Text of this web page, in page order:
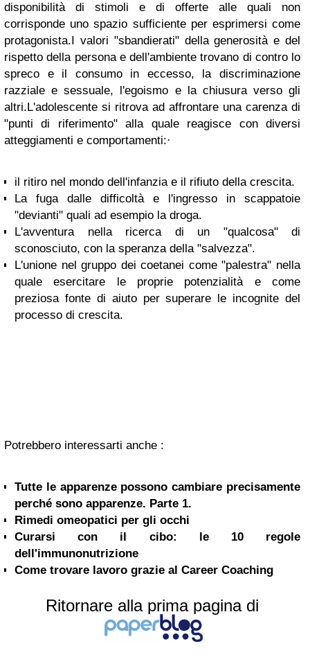
disponibilità di stimoli e di offerte alle quali non
corrisponde uno spazio sufficiente per esprimersi come
protagonista.I valori "sbandierati" della generosità e del
rispetto della persona e dell'ambiente trovano di contro lo
spreco e il consumo in eccesso, la discriminazione
razziale e sessuale, l'egoismo e la chiusura verso gli
altri.L'adolescente si ritrova ad affrontare una carenza di
"punti di riferimento" alla quale reagisce con diversi
atteggiamenti e comportamenti:·
il ritiro nel mondo dell'infanzia e il rifiuto della crescita.
La fuga dalle difficoltà e l'ingresso in scappatoie
"devianti" quali ad esempio la droga.
L'avventura nella ricerca di un "qualcosa" di
sconosciuto, con la speranza della "salvezza".
L'unione nel gruppo dei coetanei come "palestra" nella
quale esercitare le proprie potenzialità e come
preziosa fonte di aiuto per superare le incognite del
processo di crescita.
Potrebbero interessarti anche :
Tutte le apparenze possono cambiare precisamente
perché sono apparenze. Parte 1.
Rimedi omeopatici per gli occhi
Curarsi con il cibo: le 10 regole
dell'immunonutrizione
Come trovare lavoro grazie al Career Coaching
Ritornare alla prima pagina di